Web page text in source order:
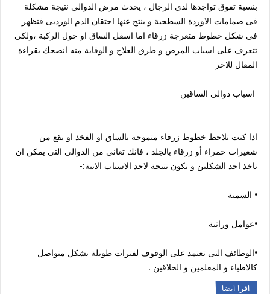
بنسبة تفوق تواجدها لدى الرجال ، يحدث مرض الدوالى نتيجة مشكلة
فى صمامات الاوردة السطحية و ينتج عنها احتقان الدم الورديى فتظهر
فى شكل خطوط متعرجة زرقاء اما اسفل الساق او حول الركبة ،ولكى
تتعرف على اسباب المرض و طرق العلاج و الوقاية منه انصحك بقراءة
المقال للاخر
اسباب دوالى الساقين
اذا كنت تلاحظ خطوط زرقاء متموجة بالساق او الفخذ او بقع من
شعيرات حمراء أو زرقاء بالجلد ، فانك تعاني من الدوالى التى يمكن ان
تاخذ احد الشكلين و تكون نتيجة لاحد الاسباب الاتية:-
• السمنة
•عوامل وراثية
•الوظائف التى تعتمد على الوقوف لفترات طويلة بشكل متواصل
كالاطباء و المعلمين و الحلاقين .
اقرا ايضا